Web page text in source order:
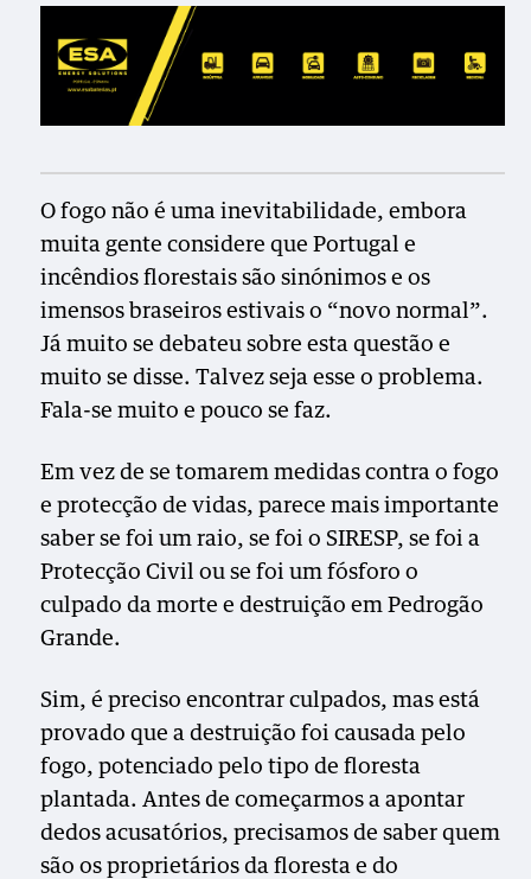
O fogo não é uma inevitabilidade, embora
muita gente considere que Portugal e
incêndios florestais são sinónimos e os
imensos braseiros estivais o “novo normal”.
Já muito se debateu sobre esta questão e
muito se disse. Talvez seja esse o problema.
Fala-se muito e pouco se faz.
Em vez de se tomarem medidas contra o fogo
e protecção de vidas, parece mais importante
saber se foi um raio, se foi o SIRESP, se foi a
Protecção Civil ou se foi um fósforo o
culpado da morte e destruição em Pedrogão
Grande.
Sim, é preciso encontrar culpados, mas está
provado que a destruição foi causada pelo
fogo, potenciado pelo tipo de floresta
plantada. Antes de começarmos a apontar
dedos acusatórios, precisamos de saber quem
são os proprietários da floresta e do